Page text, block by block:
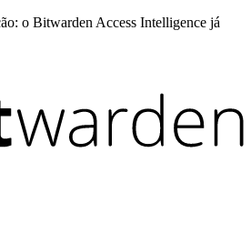
o Bitwarden Access Intelligence já